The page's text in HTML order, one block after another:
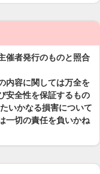
催者発行のものと照合
内容に関しては万全を
安全性を保証するもの
いかなる損害について
一切の責任を負いかね